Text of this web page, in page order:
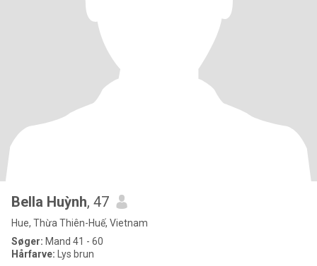
Bella Huỳnh, 47
Hue, Thừa Thiên-Huế, Vietnam
Søger: Mand 41 - 60
Hårfarve: Lys brun